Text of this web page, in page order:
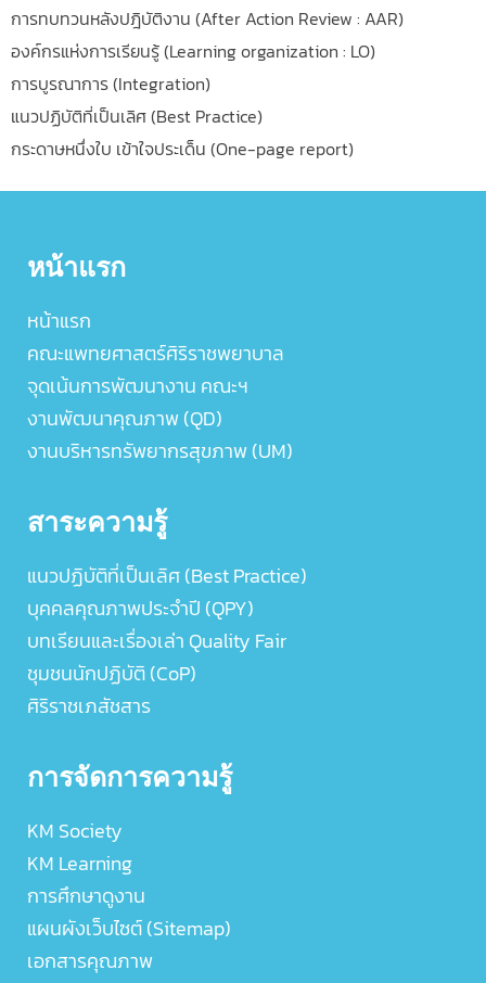
การทบทวนหลังปฎิบัติงาน (After Action Review : AAR)
องค์กรแห่งการเรียนรู้ (Learning organization : LO)
การบูรณาการ (Integration)
แนวปฏิบัติที่เป็นเลิศ (Best Practice)
กระดาษหนึ่งใบ เข้าใจประเด็น (One-page report)
หน้าแรก
หน้าแรก
คณะแพทยศาสตร์ศิริราชพยาบาล
จุดเน้นการพัฒนางาน คณะฯ
งานพัฒนาคุณภาพ (QD)
งานบริหารทรัพยากรสุขภาพ (UM)
สาระความรู้
แนวปฏิบัติที่เป็นเลิศ (Best Practice)
บุคคลคุณภาพประจำปี (QPY)
บทเรียนและเรื่องเล่า Quality Fair
ชุมชนนักปฏิบัติ (CoP)
ศิริราชเภสัชสาร
การจัดการความรู้
KM Society
KM Learning
การศึกษาดูงาน
แผนผังเว็บไซต์ (Sitemap)
เอกสารคุณภาพ